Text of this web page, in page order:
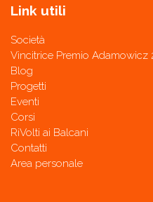
Link utili
Società
Vincitrice Premio Adamowicz
Blog
Progetti
Eventi
Corsi
RiVolti ai Balcani
Contatti
Area personale